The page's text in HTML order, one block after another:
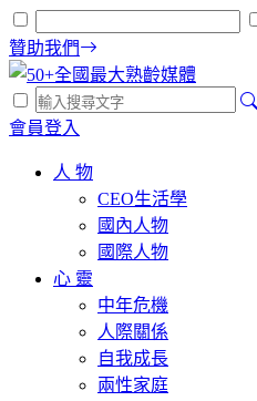
贊助我們
會員登入
人 物
CEO生活學
國內人物
國際人物
心 靈
中年危機
人際關係
自我成長
兩性家庭